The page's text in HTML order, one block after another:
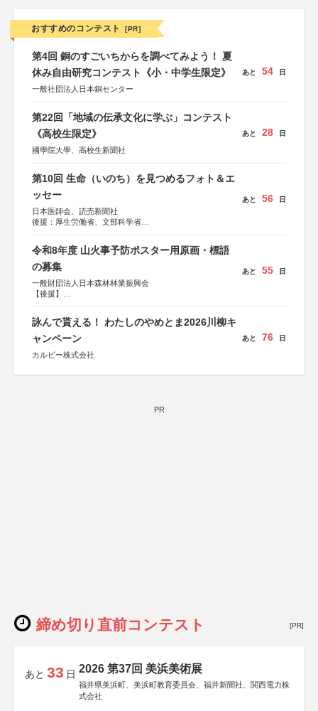
おすすめのコンテスト [PR]
第4回 銅のすごいちからを調べてみよう！ 夏
休み自由研究コンテスト《小・中学生限定》
一般社団法人日本銅センター
あと 54 日
第22回「地域の伝承文化に学ぶ」コンテスト
《高校生限定》
國學院大學、高校生新聞社
あと 28 日
第10回 生命（いのち）を見つめるフォト＆エ
ッセー
日本医師会、読売新聞社
後援：厚生労働省、文部科学省
しん生命保険株式会社
あと 56 日
令和8年度 山火事予防ポスター用原画・標語
の募集
一般財団法人日本森林林業振興会
【後援】
会、森林火災対策協会
あと 55 日
詠んで貰える！ わたしのやめとま2026川柳キ
ャンペーン
カルビー株式会社
あと 76 日
PR
締め切り直前コンテスト [PR]
あと 33 日 2026 第37回 美浜美術展
福井県美浜町、美浜町教育委員会、福井新聞社、関西電力株
式会社